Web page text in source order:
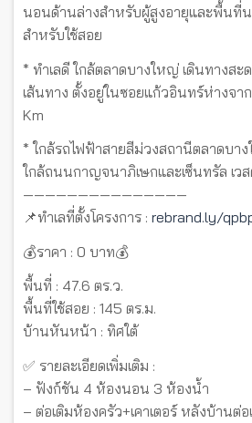
นอนด้านล่างสำหรับผู้สูงอายุและพื้นที่
สำหรับใช้สอย
* ทำเลดี ใกล้ตลาดบางใหญ่ เดินทางสะ
เส้นทาง ตั้งอยู่ในซอยแก้วอินทร์ห่างจ
Km
* ใกล้รถไฟฟ้าสายสีม่วงสถานีตลาดบา
ใกล้ถนนกาญจนาภิเษกและเซ็นทรัล เวส
———————————————
📌ทำเลที่ตั้งโครงการ : rebrand.ly/
💰ราคา : 0 บาท💰
พื้นที่ : 47.6 ตร.ว.
พื้นที่ใช้สอย : 145 ตร.ม.
บ้านหันหน้า : ทิศใต้
✅ รายละเอียดเพิ่มเติม :
– ฟังก์ชัน 4 ห้องนอน 3 ห้องน้ำ
– ต่อเติมห้องครัว+เคาเตอร์ หลังบ้านต่